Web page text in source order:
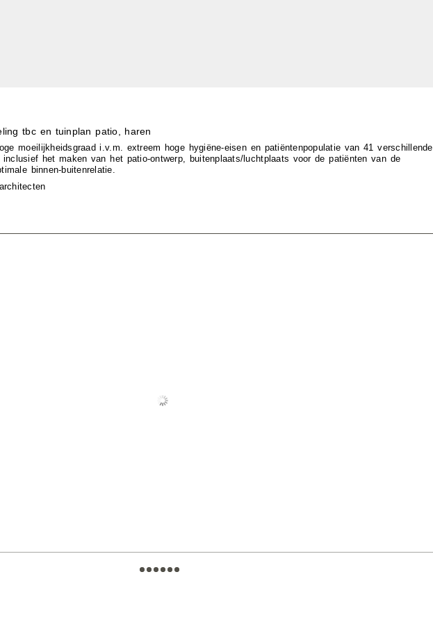
tbc en tuinplan patio, haren
moeilijkheidsgraad i.v.m. extreem hoge hygiëne-eisen en patiëntenpopulatie van 41 verschillende
inclusief het maken van het patio-ontwerp, buitenplaats/luchtplaats voor de patiënten van de
binnen-buitenrelatie.